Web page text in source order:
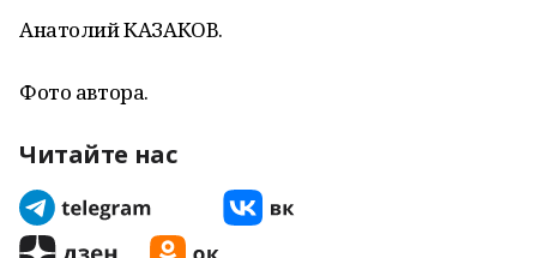
Анатолий КАЗАКОВ.
Фото автора.
Читайте нас